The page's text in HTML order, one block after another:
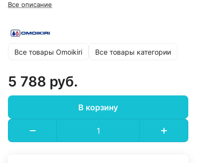
Все описание
Все товары Omoikiri Все товары категории
5 788 руб.
В корзину